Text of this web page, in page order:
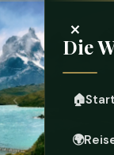
×
Die
🏠
🌍